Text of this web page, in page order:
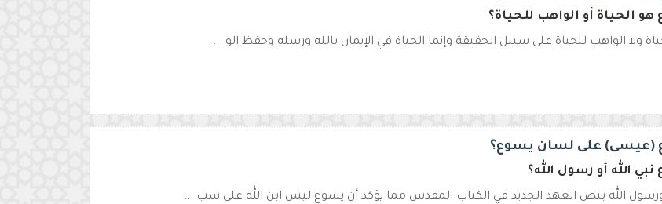
الحياة أو الواهب للحياة؟
ولا الواهب للحياة على سبيل الحقيقة وإنما الحياة في الإيمان بالله ورسله وحفظ الو ...
(عيسى) على لسان يسوع؟
الله أو رسول الله؟
ورسول الله بنص العهد الجديد في الكتاب المقدس مما يؤكد أن يسوع ليس ابن الله على سب ...